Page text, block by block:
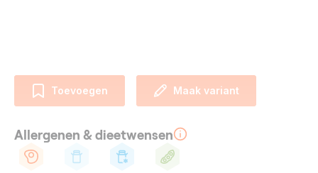
Toevoegen Maak variant
Allergenen & dieetwensen